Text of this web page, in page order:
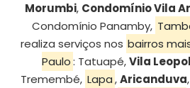
Morumbi, Condomínio Vila
Condomínio Panamby,
realiza serviços nos bairros
Paulo: Tatuapé,Vila
Tremembé, Lapa,Aricanduva